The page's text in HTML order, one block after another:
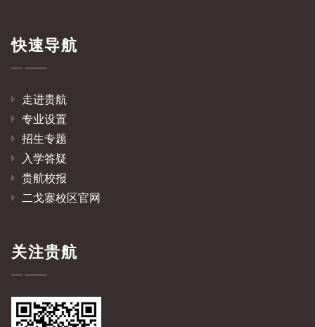
快速导航
走进贵航
专业设置
招生专题
入学答疑
贵航校报
二戈寨校区官网
关注贵航